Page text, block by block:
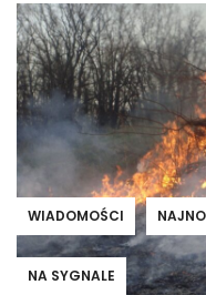
WIADOMOŚCI
NA SYGNALE